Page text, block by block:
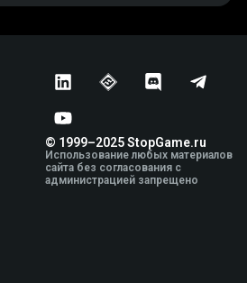
© 1999–2025 StopGame.ru
Использование любых материалов
сайта без согласования с
администрацией запрещено